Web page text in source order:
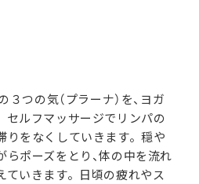
３つの気（プラーナ）を、ヨガ
セルフマッサージでリンパの
りをなくしていきます。穏や
ポーズをとり、体の中を流れ
ていきます。日頃の疲れやス